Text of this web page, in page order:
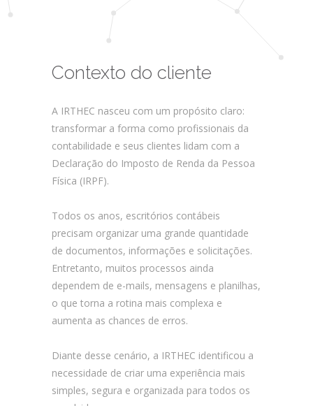
Contexto do cliente
A IRTHEC nasceu com um propósito claro:
transformar a forma como profissionais da
contabilidade e seus clientes lidam com a
Declaração do Imposto de Renda da Pessoa
Física (IRPF).
Todos os anos, escritórios contábeis
precisam organizar uma grande quantidade
de documentos, informações e solicitações.
Entretanto, muitos processos ainda
dependem de e-mails, mensagens e planilhas,
o que torna a rotina mais complexa e
aumenta as chances de erros.
Diante desse cenário, a IRTHEC identificou a
necessidade de criar uma experiência mais
simples, segura e organizada para todos os